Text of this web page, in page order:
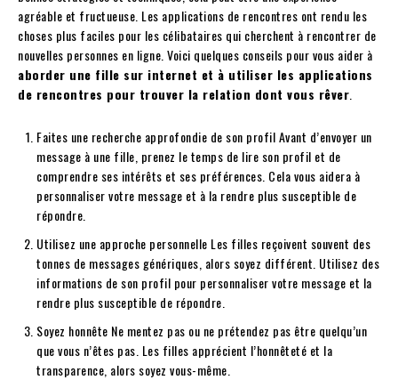
agréable et fructueuse. Les applications de rencontres ont rendu les
choses plus faciles pour les célibataires qui cherchent à rencontrer de
nouvelles personnes en ligne. Voici quelques conseils pour vous aider à
aborder une fille sur internet et à utiliser les applications
de rencontres pour trouver la relation dont vous rêver.
Faites une recherche approfondie de son profil Avant d’envoyer un
message à une fille, prenez le temps de lire son profil et de
comprendre ses intérêts et ses préférences. Cela vous aidera à
personnaliser votre message et à la rendre plus susceptible de
répondre.
Utilisez une approche personnelle Les filles reçoivent souvent des
tonnes de messages génériques, alors soyez différent. Utilisez des
informations de son profil pour personnaliser votre message et la
rendre plus susceptible de répondre.
Soyez honnête Ne mentez pas ou ne prétendez pas être quelqu’un
que vous n’êtes pas. Les filles apprécient l’honnêteté et la
transparence, alors soyez vous-même.